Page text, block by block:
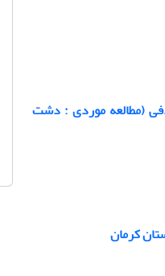
(مطالعه موردی : دشت
کرمان